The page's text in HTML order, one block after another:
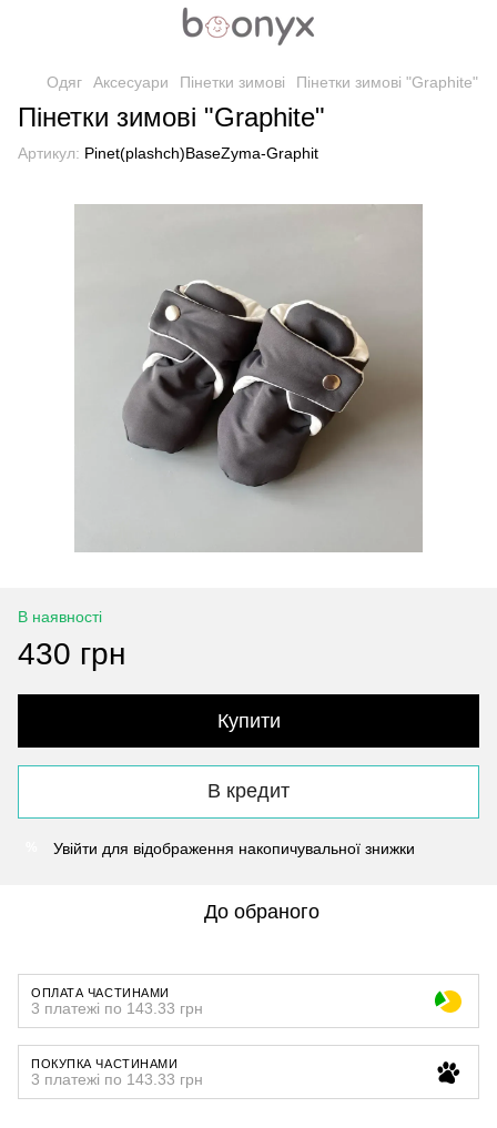
Одяг Аксесуари Пінетки зимові Пінетки зимові "Graphite"
Пінетки зимові "Graphite"
Артикул: Pinet(plashch)BaseZyma-Graphit
В наявності
430 грн
Купити
В кредит
Увійти для відображення накопичувальної знижки
До обраного
ОПЛАТА ЧАСТИНАМИ
3 платежі по 143.33 грн
ПОКУПКА ЧАСТИНАМИ
3 платежі по 143.33 грн